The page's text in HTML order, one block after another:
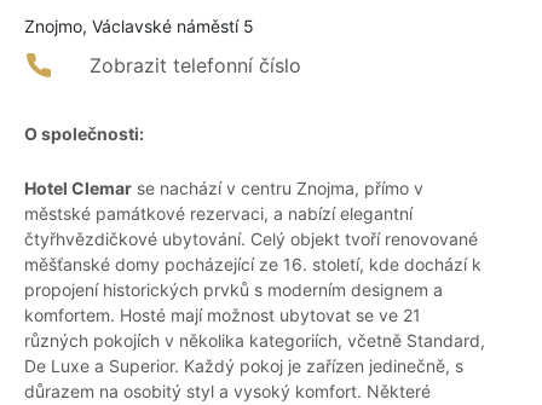
Znojmo, Václavské náměstí 5
Zobrazit telefonní číslo
O společnosti:
Hotel Clemar se nachází v centru Znojma, přímo v
městské památkové rezervaci, a nabízí elegantní
čtyřhvězdičkové ubytování. Celý objekt tvoří renovované
měšťanské domy pocházející ze 16. století, kde dochází k
propojení historických prvků s moderním designem a
komfortem. Hosté mají možnost ubytovat se ve 21
různých pokojích v několika kategoriích, včetně Standard,
De Luxe a Superior. Každý pokoj je zařízen jedinečně, s
důrazem na osobitý styl a vysoký komfort. Některé